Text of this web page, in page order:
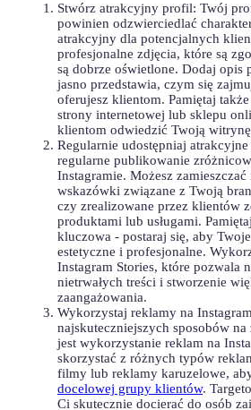
Stwórz atrakcyjny profil: Twój
‌powinien odzwierciedlać
atrakcyjny dla ‌potencjalnych
profesjonalne zdjęcia, które są
są dobrze oświetlone. Dodaj‌
jasno ⁣przedstawia, czym‍ się
oferujesz klientom. ​Pamiętaj
strony internetowej‍ lub ‌sklepu
klientom odwiedzić Twoją
Regularnie udostępniaj
regularne publikowanie
Instagramie. ​Możesz
wskazówki związane z Twoją
czy zrealizowane przez klientów
produktami lub usługami.
kluczowa ⁢-​ postaraj się, aby
⁤estetyczne i profesjonalne.
Instagram Stories, które ⁤pozwala
nietrwałych treści‍ i​ stworzenie
zaangażowania.
Wykorzystaj reklamy na
najskuteczniejszych sposobów
jest ‍wykorzystanie reklam na
skorzystać ⁣z różnych typów
filmy ⁣lub reklamy karuzelowe,
docelowej‍ grupy⁤ klientów.
Ci skutecznie docierać do osób‌